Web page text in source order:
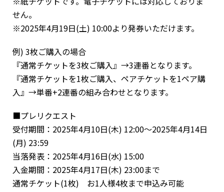
せん。
※2025年4月19日(土) 10:00より発券いただけます。
例) 3枚ご購入の場合
『通常チケットを3枚ご購入』→3連番となります。
『通常チケットを1枚ご購入、ペアチケットを1ペア購
入』→単番+2連番の組み合わせとなります。
■プレリクエスト
受付期間：2025年4月10日(木) 12:00〜2025年4月14日
(月) 23:59
当落発表：2025年4月16日(水) 15:00
入金期間：2025年4月17日(木) 23:00まで
通常チケット(1枚) お1人様4枚まで申込み可能